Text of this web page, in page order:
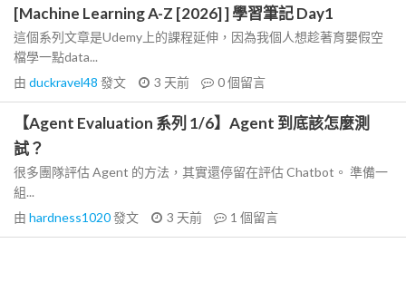
[Machine Learning A-Z [2026] ] 學習筆記 Day1
這個系列文章是Udemy上的課程延伸，因為我個人想趁著育嬰假空
檔學一點data...
由 duckravel48 發文 3 天前 0個留言
【Agent Evaluation 系列 1/6】Agent 到底該怎麼測
試？
很多團隊評估 Agent 的方法，其實還停留在評估 Chatbot。 準備一
組...
由 hardness1020發文 3 天前 1 個留言